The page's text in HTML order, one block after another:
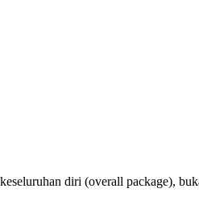
diri (overall package),